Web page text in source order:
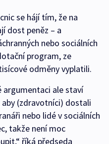
se hájí tím, že na
dost peněz – a
nebo sociálních
program, ze
odměny vyplatili.
argumentaci ale staví
(zdravotníci) dostali
nebo lidé v sociálních
takže není moc
říká předseda